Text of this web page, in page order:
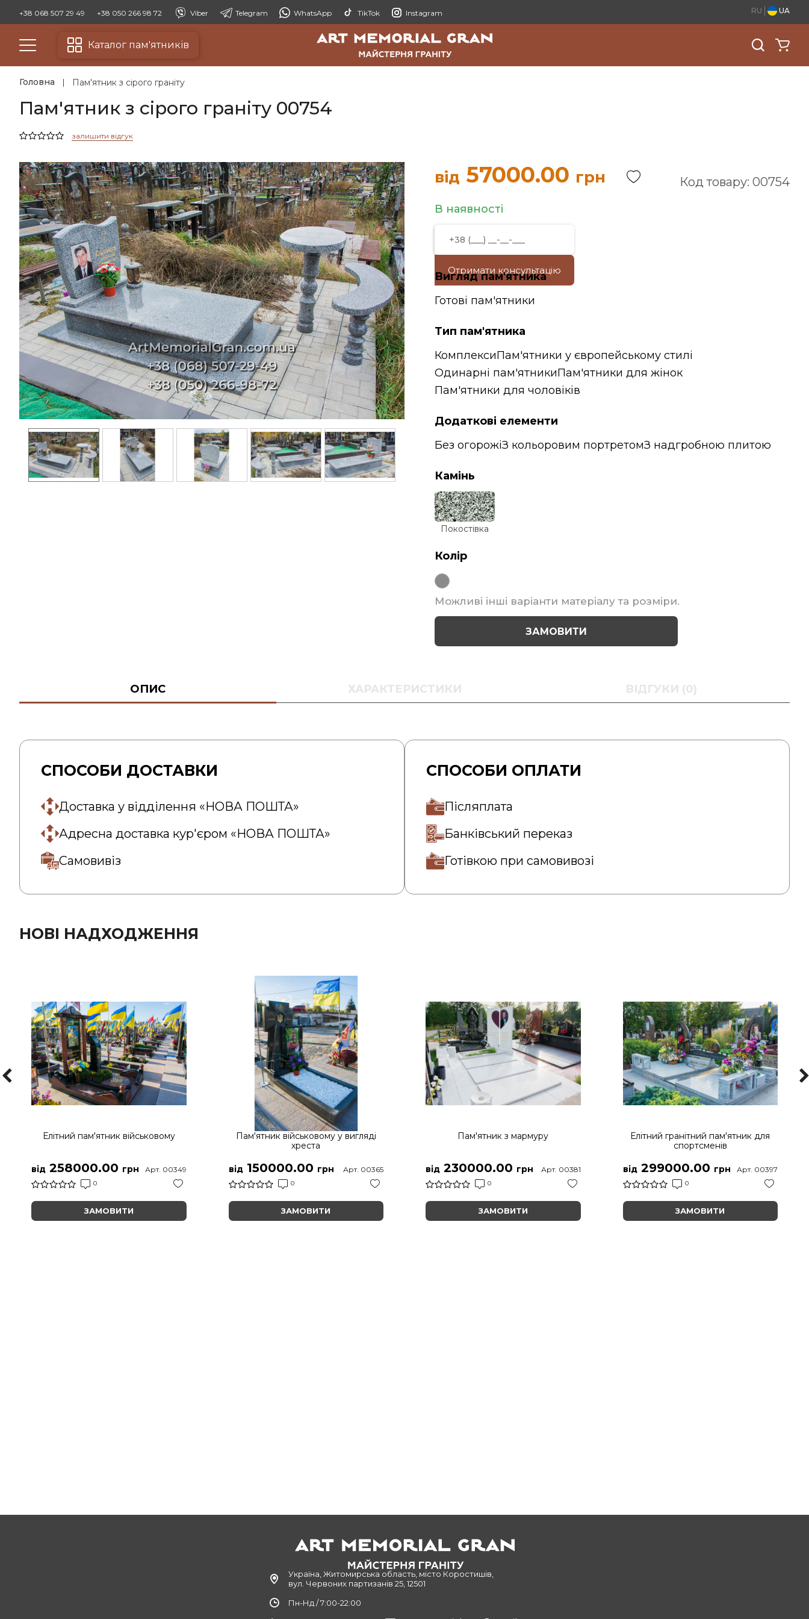
+38 068 507 29 49 +38 050 266 98 72 Viber Telegram WhatsApp TikTok Instagram RU UA
Каталог пам'ятників
Головна Пам'ятник з сірого граніту
Пам'ятник з сірого граніту 00754
залишити відгук
від 57000.00 грн Код товару: 00754
В наявності
Отримати консультацію
Вигляд пам'ятника
Готові пам'ятники
Тип пам'ятника
КомплексиПам'ятники у європейському стилі
Одинарні пам'ятникиПам'ятники для жінок
Пам'ятники для чоловіків
Додаткові елементи
Без огорожіЗ кольоровим портретомЗ надгробною плитою
Камінь
Покостівка
Колір
Можливі інші варіанти матеріалу та розміри.
ЗАМОВИТИ
ОПИС ХАРАКТЕРИСТИКИ ВІДГУКИ (0)
СПОСОБИ ДОСТАВКИ
Доставка у відділення «НОВА ПОШТА»
Адресна доставка кур'єром «НОВА ПОШТА»
Самовивіз
СПОСОБИ ОПЛАТИ
Післяплата
Банківський переказ
Готівкою при самовивозі
НОВІ НАДХОДЖЕННЯ
Елітний пам'ятник військовому
від 258000.00 грн
0
Арт. 00349
ЗАМОВИТИ
Пам'ятник військовому у вигляді
хреста
від150000.00 грн
0
Арт. 00365
ЗАМОВИТИ
Пам'ятник з мармуру
від 230000.00 грн
0
Арт. 00381
ЗАМОВИТИ
Елітний гранітний пам'ятник для
спортсменів
від299000.00 грн
0
Арт. 00397
ЗАМОВИТИ
Україна, Житомирська область, місто Коростишів,
вул. Червоних партизанів 25, 12501
Пн-Нд / 7:00-22:00